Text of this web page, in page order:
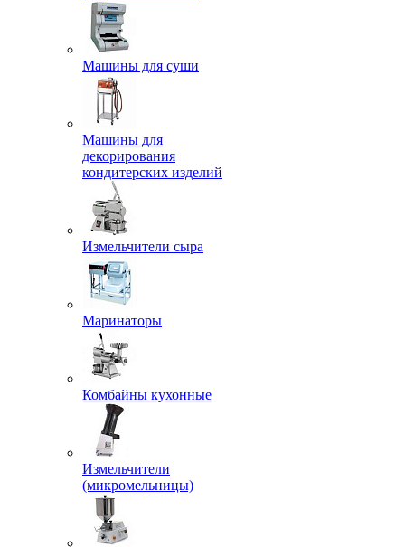
Машины для суши
Машины для
декорирования
кондитерских изделий
Измельчители сыра
Маринаторы
Комбайны кухонные
Измельчители
(микромельницы)